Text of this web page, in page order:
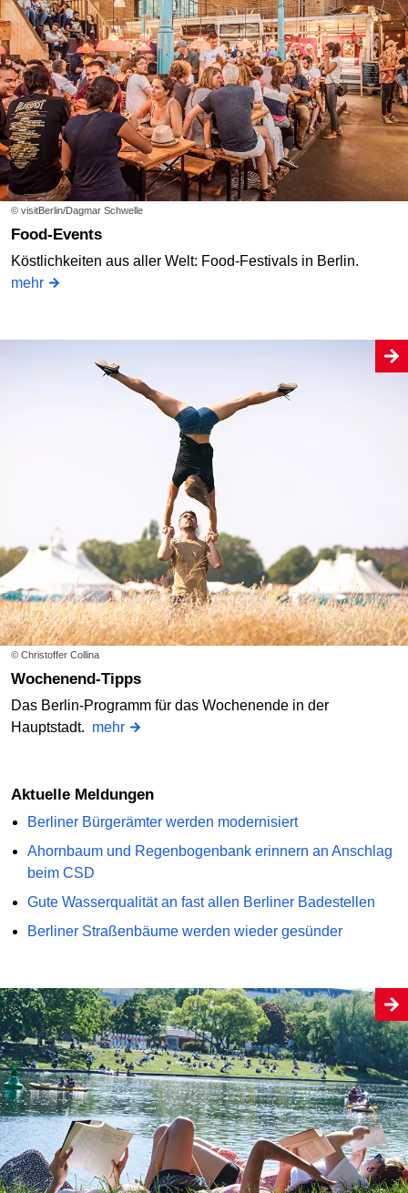
© visitBerlin/Dagmar Schwelle
Food-Events
Köstlichkeiten aus aller Welt: Food-Festivals in Berlin.
mehr
© Christoffer Collina
Wochenend-Tipps
Das Berlin-Programm für das Wochenende in der
Hauptstadt. mehr
Aktuelle Meldungen
Berliner Bürgerämter werden modernisiert
Ahornbaum und Regenbogenbank erinnern an Anschlag
beim CSD
Gute Wasserqualität an fast allen Berliner Badestellen
Berliner Straßenbäume werden wieder gesünder